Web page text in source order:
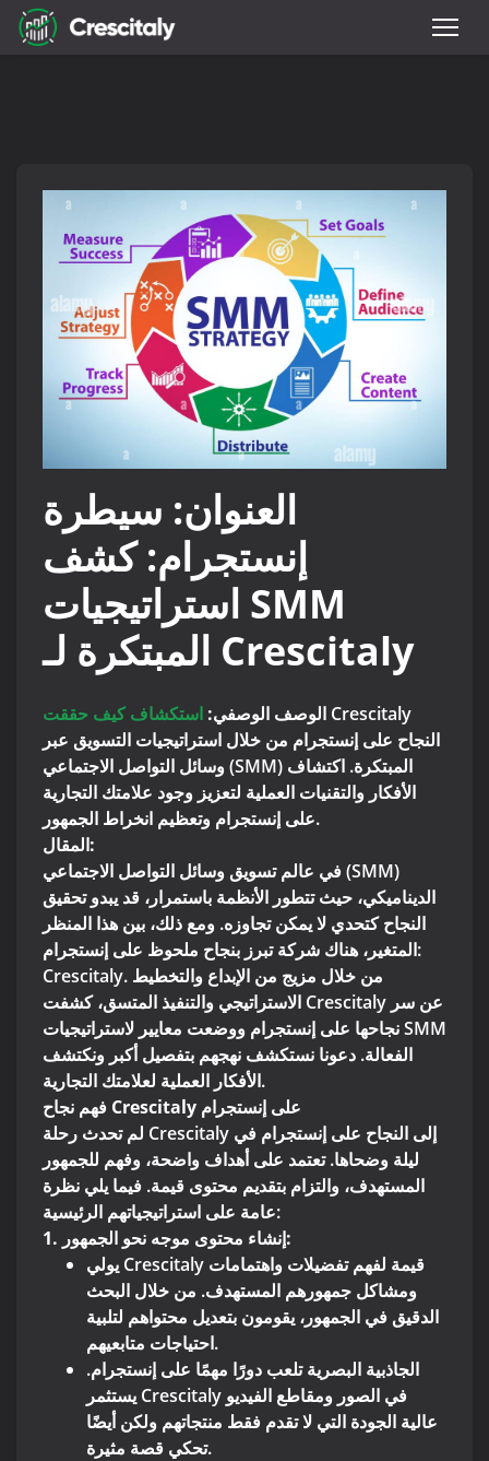
العنوان: سيطرة
إنستجرام: كشف
استراتيجيات SMM
المبتكرة لـ Crescitaly
الوصف الوصفي: استكشاف كيف حققت
Crescitaly
النجاح على إنستجرام من خلال استراتيجيات التسويق عبر
وسائل التواصل الاجتماعي (SMM) المبتكرة. اكتشاف
الأفكار والتقنيات العملية لتعزيز وجود علامتك التجارية
على إنستجرام وتعظيم انخراط الجمهور.
المقال:
في عالم تسويق وسائل التواصل الاجتماعي (SMM)
الديناميكي، حيث تتطور الأنظمة باستمرار، قد يبدو تحقيق
النجاح كتحدي لا يمكن تجاوزه. ومع ذلك، بين هذا المنظر
المتغير، هناك شركة تبرز بنجاح ملحوظ على إنستجرام:
Crescitaly. من خلال مزيج من الإبداع والتخطيط
الاستراتيجي والتنفيذ المتسق، كشفت Crescitaly عن سر
نجاحها على إنستجرام ووضعت معايير لاستراتيجيات SMM
الفعالة. دعونا نستكشف نهجهم بتفصيل أكبر ونكتشف
الأفكار العملية لعلامتك التجارية.
فهم نجاح Crescitaly على إنستجرام
لم تحدث رحلة Crescitaly إلى النجاح على إنستجرام في
ليلة وضحاها. تعتمد على أهداف واضحة، وفهم للجمهور
المستهدف، والتزام بتقديم محتوى قيمة. فيما يلي نظرة
عامة على استراتيجياتهم الرئيسية:
1. إنشاء محتوى موجه نحو الجمهور:
يولي Crescitaly قيمة لفهم تفضيلات واهتمامات
ومشاكل جمهورهم المستهدف. من خلال البحث
الدقيق في الجمهور، يقومون بتعديل محتواهم لتلبية
احتياجات متابعيهم.
الجاذبية البصرية تلعب دورًا مهمًا على إنستجرام.
يستثمر Crescitaly في الصور ومقاطع الفيديو
عالية الجودة التي لا تقدم فقط منتجاتهم ولكن أيضًا
تحكي قصة مثيرة.